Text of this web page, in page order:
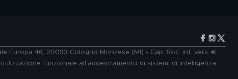
Europa 46, 20093 Cologno Monzese (MI) - Cap. Soc. int. vers. €
funzionale all'addestramento di sistemi di intelligenza